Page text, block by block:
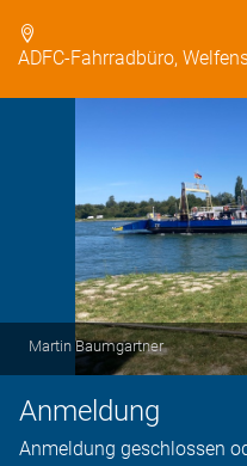
ADFC-Fahrradbüro,
Martin Baumgartner
Anmeldung
Anmeldung geschlossen